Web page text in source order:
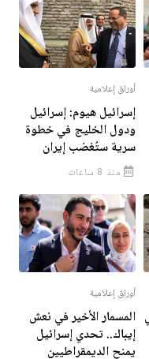
أوراق إعلامية
إسرائيل هيوم: إسرائيل
ودول الخليج في خطوة
سرية ستُغضب إيران
منذ 8 ساعات
أوراق إعلامية
المسمار الأخير في نعش
إيباك.. تحدي إسرائيل
يمنح الديمقراطيين